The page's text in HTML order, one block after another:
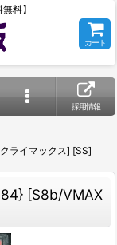
料】
カート
採用情報
ライマックス] [SS]
[S8b/VMAX